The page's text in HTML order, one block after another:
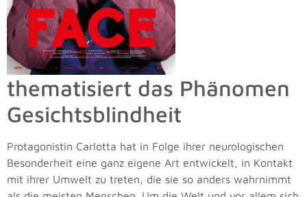
thematisiert das Phänomen
Gesichtsblindheit
Protagonistin Carlotta hat in Folge ihrer neurologischen
Besonderheit eine ganz eigene Art entwickelt, in Kontakt
mit ihrer Umwelt zu treten, die sie so anders wahrnimmt